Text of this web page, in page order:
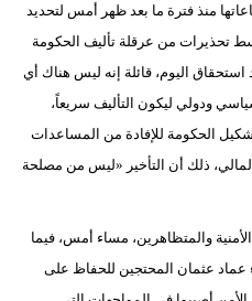
منذ فترة ما بعد ظهر أمس لتحديد
تحذيرات من عرقلة تأليف الحكومة
اليوم، قائلة إنه ليس هناك أي
ودولي ليكون التأليف سريعاً،
الحكومة للإفادة من المساعدات
ذلك أن التأخير «ليس من مصلحة
والمتظاهرين، مساء أمس، فيما
عماد عثمان المحتجين للحفاظ على